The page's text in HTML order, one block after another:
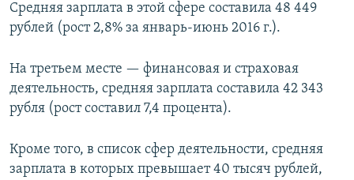
Средняя зарплата в этой сфере составила 48 449
рублей (рост 2,8% за январь-июнь 2016 г.).
На третьем месте — финансовая и страховая
деятельность, средняя зарплата составила 42 343
рубля (рост составил 7,4 процента).
Кроме того, в список сфер деятельности, средняя
зарплата в которых превышает 40 тысяч рублей,